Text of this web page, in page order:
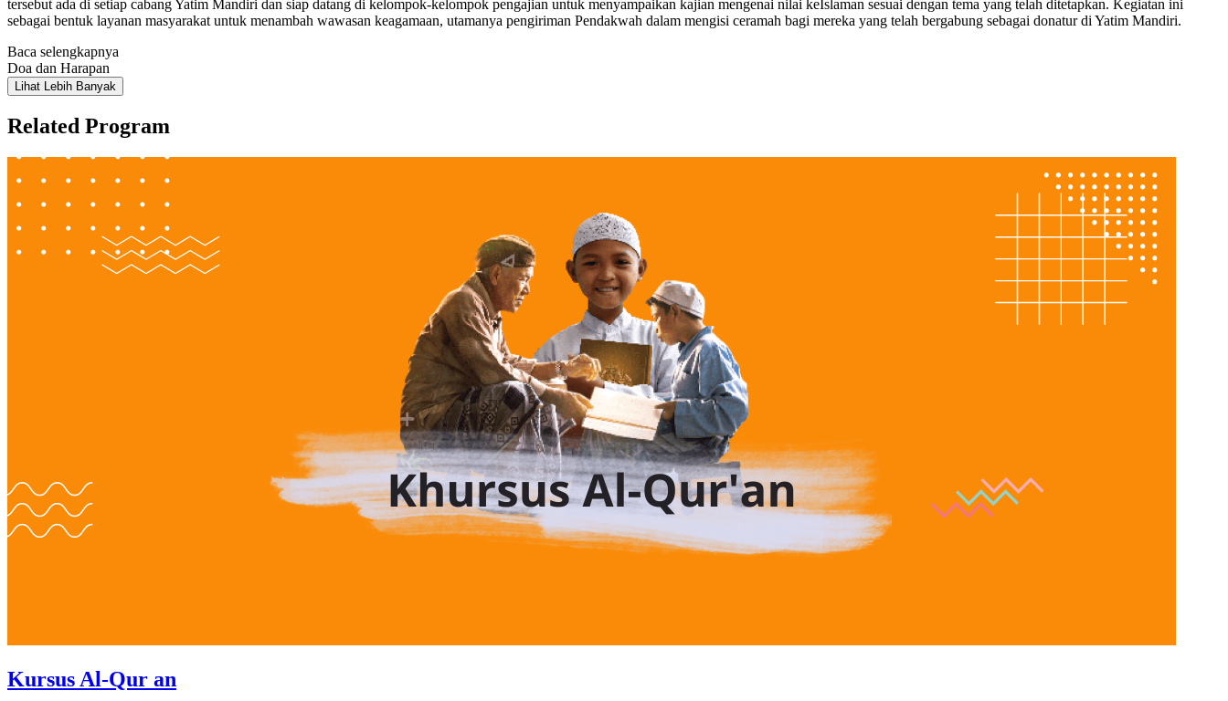
tersebut ada di setiap cabang Yatim Mandiri dan siap datang di kelompok-kelompok pengajian untuk menyampaikan kajian mengenai nilai keIslaman sesuai dengan tema yang telah ditetapkan. Kegiatan ini
sebagai bentuk layanan masyarakat untuk menambah wawasan keagamaan, utamanya pengiriman Pendakwah dalam mengisi ceramah bagi mereka yang telah bergabung sebagai donatur di Yatim Mandiri.
Baca selengkapnya
Doa dan Harapan
Lihat Lebih Banyak
Related Program
Kursus Al-Qur an